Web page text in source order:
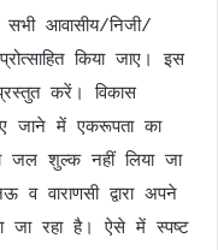
सभी आवासीय/निजी/
किया जाए। इस
करें। विकास
जाने में एकरूपता का
जल शुल्क नहीं लिया जा
वाराणसी द्वारा अपने
जा रहा है। ऐसे में स्पष्ट